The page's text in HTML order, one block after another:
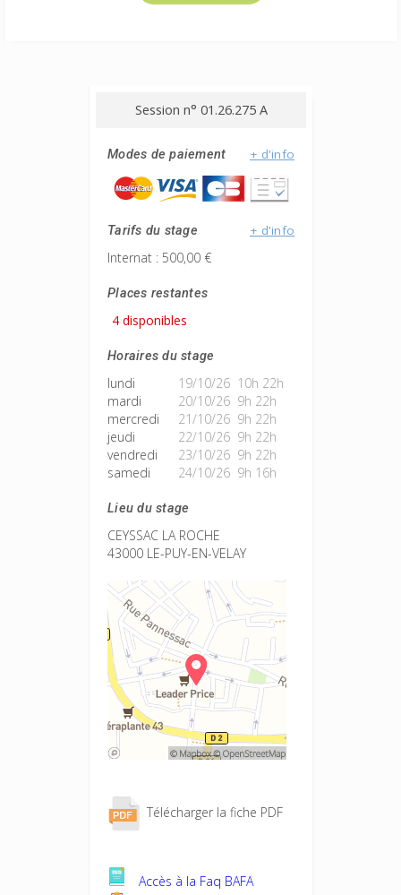
Session n° 01.26.275 A
Modes de paiement + d'info
Tarifs du stage + d'info
Internat : 500,00 €
Places restantes
4 disponibles
Horaires du stage
lundi
19/10/26 10h 22h
mardi
20/10/26 9h 22h
mercredi
21/10/26 9h 22h
jeudi
22/10/26 9h 22h
vendredi
23/10/26 9h 22h
samedi
24/10/26 9h 16h
Lieu du stage
CEYSSAC LA ROCHE
43000 LE-PUY-EN-VELAY
Télécharger la fiche PDF
Accès à la Faq BAFA